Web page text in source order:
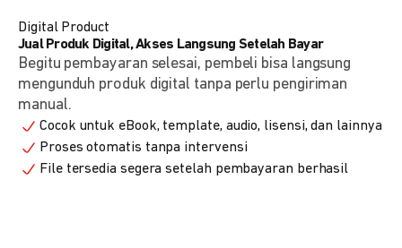
Digital Product
Jual Produk Digital, Akses Langsung Setelah Bayar
Begitu pembayaran selesai, pembeli bisa langsung
mengunduh produk digital tanpa perlu pengiriman
manual.
Cocok untuk eBook, template, audio, lisensi, dan lainnya
Proses otomatis tanpa intervensi
File tersedia segera setelah pembayaran berhasil